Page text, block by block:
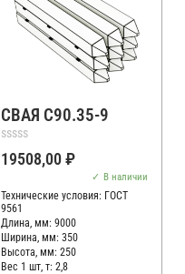
СВАЯ С90.35-9
Оценка
0
19508,00₽
В наличии
Технические условия: ГОСТ
9561
Длина, мм: 9000
Ширина, мм: 350
Высота, мм: 250
Вес 1 шт, т: 2,8